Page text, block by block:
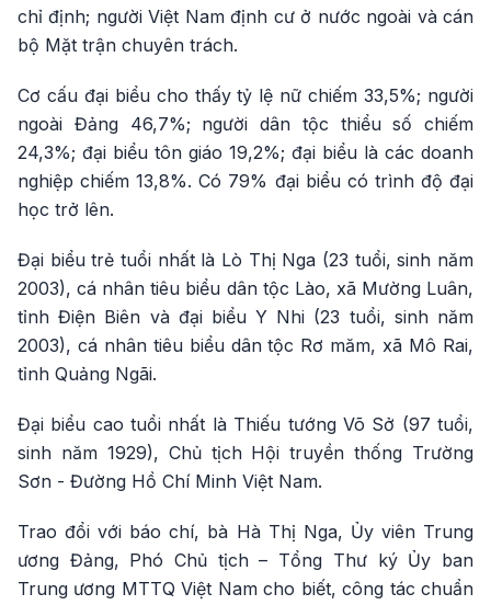
chỉ định; người Việt Nam định cư ở nước ngoài và cán
bộ Mặt trận chuyên trách.
Cơ cấu đại biểu cho thấy tỷ lệ nữ chiếm 33,5%; người
ngoài Đảng 46,7%; người dân tộc thiểu số chiếm
24,3%; đại biểu tôn giáo 19,2%; đại biểu là các doanh
nghiệp chiếm 13,8%. Có 79% đại biểu có trình độ đại
học trở lên.
Đại biểu trẻ tuổi nhất là Lò Thị Nga (23 tuổi, sinh năm
2003), cá nhân tiêu biểu dân tộc Lào, xã Mường Luân,
tỉnh Điện Biên và đại biểu Y Nhi (23 tuổi, sinh năm
2003), cá nhân tiêu biểu dân tộc Rơ măm, xã Mô Rai,
tỉnh Quảng Ngãi.
Đại biểu cao tuổi nhất là Thiếu tướng Võ Sở (97 tuổi,
sinh năm 1929), Chủ tịch Hội truyền thống Trường
Sơn - Đường Hồ Chí Minh Việt Nam.
Trao đổi với báo chí, bà Hà Thị Nga, Ủy viên Trung
ương Đảng, Phó Chủ tịch – Tổng Thư ký Ủy ban
Trung ương MTTQ Việt Nam cho biết, công tác chuẩn